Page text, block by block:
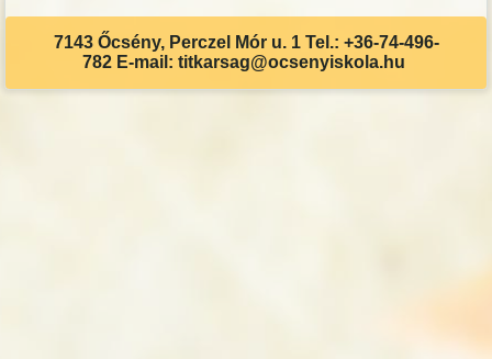
7143 Őcsény, Perczel Mór u. 1 Tel.: +36-74-496-
782 E-mail: titkarsag@ocsenyiskola.hu